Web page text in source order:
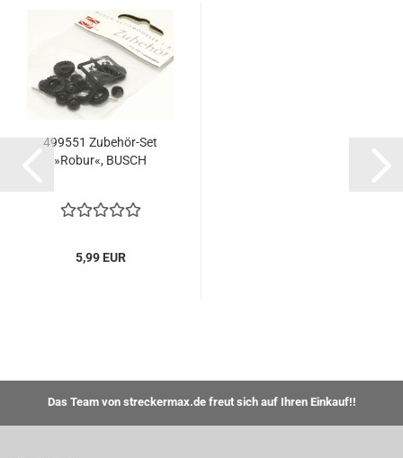
499551 Zubehör-Set
»Robur«, BUSCH
5,99 EUR
Das Team von streckermax.de freut sich auf Ihren Einkauf!!